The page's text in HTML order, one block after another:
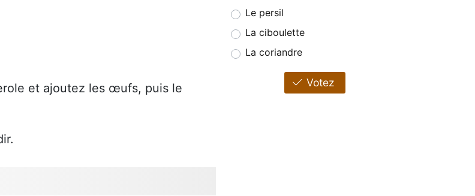
et ajoutez les œufs, puis le
Le persil
La ciboulette
La coriandre
Votez